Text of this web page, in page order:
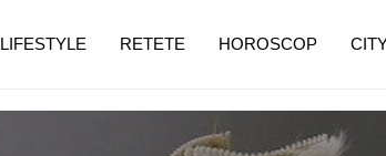
LIFESTYLE RETETE HOROSCOP
pe măsură ce înaintezi în